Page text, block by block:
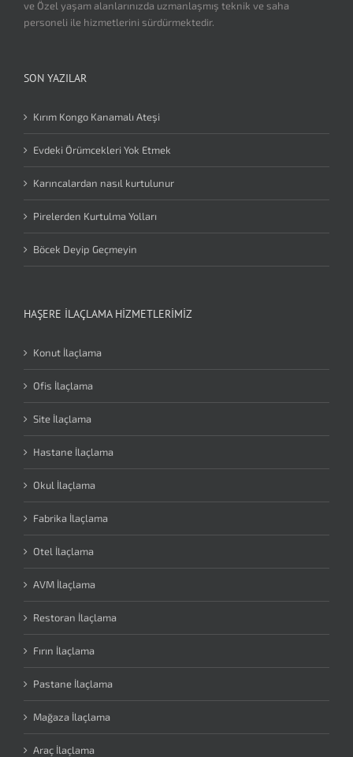
ve Özel yaşam alanlarınızda uzmanlaşmış teknik ve saha
personeli ile hizmetlerini sürdürmektedir.
SON YAZILAR
Kırım Kongo Kanamalı Ateşi
Evdeki Örümcekleri Yok Etmek
Karıncalardan nasıl kurtulunur
Pirelerden Kurtulma Yolları
Böcek Deyip Geçmeyin
HAŞERE İLAÇLAMA HIZMETLERIMIZ
Konut İlaçlama
Ofis İlaçlama
Site İlaçlama
Hastane İlaçlama
Okul İlaçlama
Fabrika İlaçlama
Otel İlaçlama
AVM İlaçlama
Restoran İlaçlama
Fırın İlaçlama
Pastane İlaçlama
Mağaza İlaçlama
Araç İlaçlama